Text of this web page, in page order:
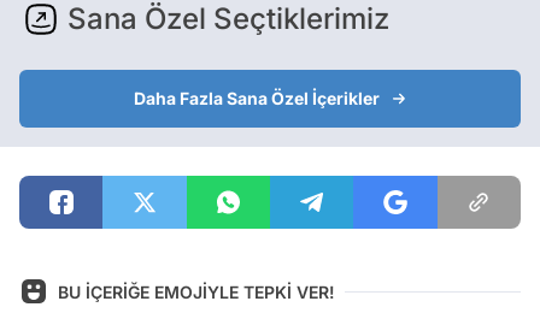
Sana Özel Seçtiklerimiz
Daha Fazla Sana Özel İçerikler
BU İÇERİĞE EMOJİYLE TEPKİ VER!